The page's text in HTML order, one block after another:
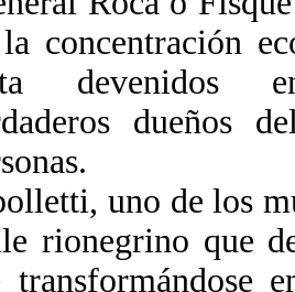
concentración
devenidos en
dueños
uno de los
rionegrino que
transformándose